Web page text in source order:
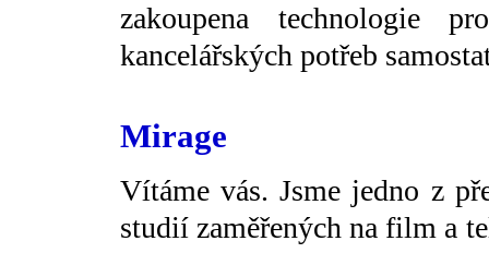
zakoupena technologie
kancelářských potřeb
Mirage
Vítáme vás. Jsme jedno z
studií zaměřených na film a